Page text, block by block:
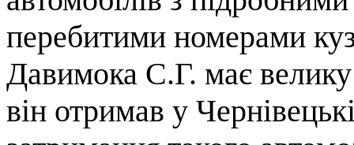
перебитими номерами
Давимока С.Г. має
він отримав у